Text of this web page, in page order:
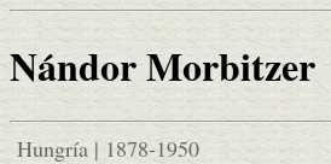
Nándor Morbitzer
Hungría | 1878-1950